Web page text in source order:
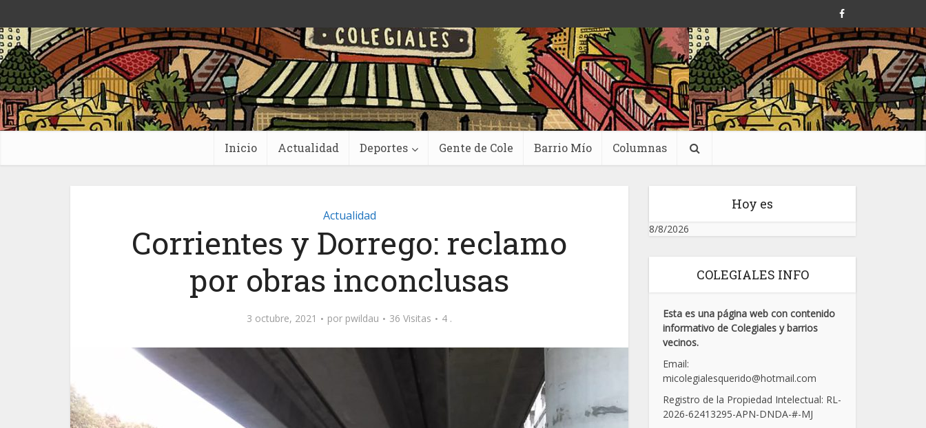
Inicio Actualidad Deportes Gente de Cole Barrio Mío Columnas
Actualidad
Corrientes y Dorrego: reclamo
por obras inconclusas
3 octubre, 2021 por pwildau 36 Visitas 4 .
Hoy es
8/8/2026
COLEGIALES INFO
Esta es una página web con contenido
informativo de Colegiales y barrios
vecinos.
Email:
micolegialesquerido@hotmail.com
Registro de la Propiedad Intelectual: RL-
2026-62413295-APN-DNDA-#-MJ